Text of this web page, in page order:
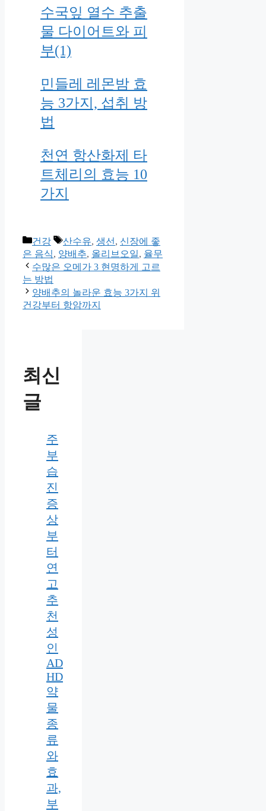
수국잎 열수 추출
물 다이어트와 피
부(1)
민들레 레몬밤 효
능 3가지, 섭취 방
법
천연 항산화제 타
트체리의 효능 10
가지
카
테
고
리
건강
태
그
산수유, 생선 , 신장에 좋
은 음식, 양배추, 올리브오일, 율무
수많은 오메가 3 현명하게 고르
는 방법
양배추의 놀라운 효능 3가지 위
건강부터 항암까지
최신
글
주
부
습
진
증
상
부
터
연
고
추
천
성
인
AD
HD
약
물
종
류
와
효
과,
부